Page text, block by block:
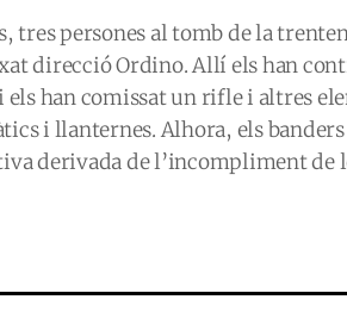
tres persones al tomb de la
direcció Ordino. Allí els han
els han comissat un rifle i altres
i llanternes. Alhora, els banders
derivada de l’incompliment de